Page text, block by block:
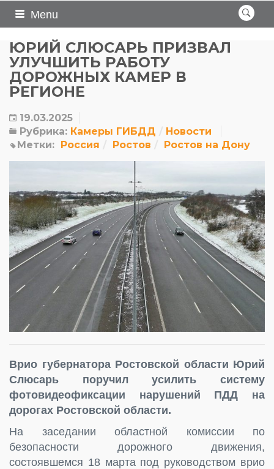
Menu
ЮРИЙ СЛЮСАРЬ ПРИЗВАЛ
УЛУЧШИТЬ РАБОТУ
ДОРОЖНЫХ КАМЕР В
РЕГИОНЕ
19.03.2025
Рубрика: Камеры ГИБДД
Новости
Метки: Россия Ростов Ростов на Дону
Врио губернатора Ростовской области Юрий
Слюсарь поручил усилить систему
фотовидеофиксации нарушений ПДД на
дорогах Ростовской области.
На заседании областной комиссии по
безопасности дорожного движения,
состоявшемся 18 марта под руководством врио